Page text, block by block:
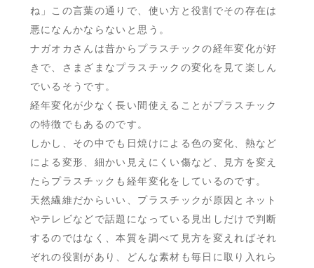
ね」この言葉の通りで、使い方と役割でその存在は
悪になんかならないと思う。
ナガオカさんは昔からプラスチックの経年変化が好
きで、さまざまなプラスチックの変化を見て楽しん
でいるそうです。
経年変化が少なく長い間使えることがプラスチック
の特徴でもあるのです。
しかし、その中でも日焼けによる色の変化、熱など
による変形、細かい見えにくい傷など、見方を変え
たらプラスチックも経年変化をしているのです。
天然繊維だからいい、プラスチックが原因とネット
やテレビなどで話題になっている見出しだけで判断
するのではなく、本質を調べて見方を変えればそれ
ぞれの役割があり、どんな素材も毎日に取り入れら